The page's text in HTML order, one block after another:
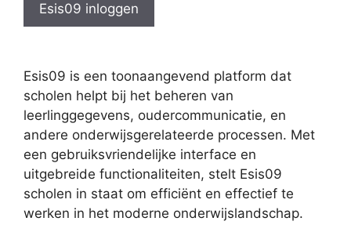
Esis09 inloggen
Esis09 is een toonaangevend platform dat
scholen helpt bij het beheren van
leerlinggegevens, oudercommunicatie, en
andere onderwijsgerelateerde processen. Met
een gebruiksvriendelijke interface en
uitgebreide functionaliteiten, stelt Esis09
scholen in staat om efficiënt en effectief te
werken in het moderne onderwijslandschap.